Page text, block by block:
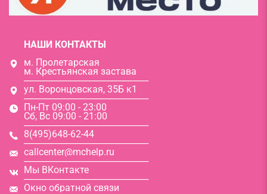
НАШИ КОНТАКТЫ
м. Пролетарская
м. Крестьянская застава
───────────────────
ул. Воронцовская, 35Б к1
───────────────────
Пн-Пт 09:00 - 23:00
Сб, Вс 09:00 - 21:00
───────────────────
8(495)648-62-44
───────────────────
callcenter@mchelp.ru
───────────────────
Мы ВКонтакте
───────────────────
Окно обратной связи